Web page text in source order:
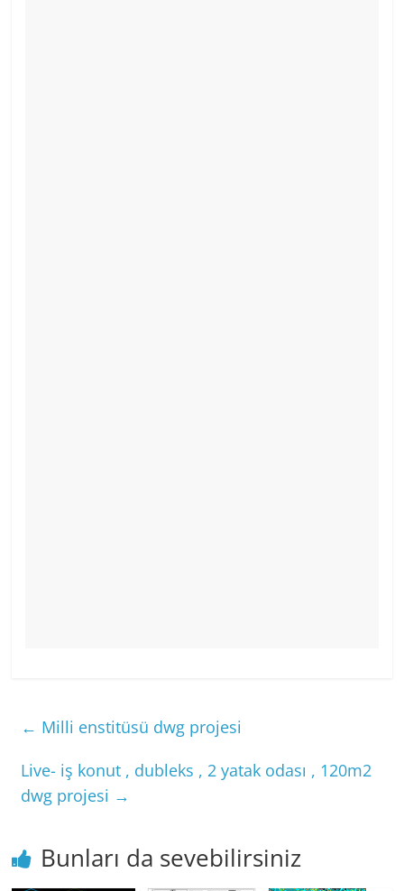
← Milli enstitüsü dwg projesi
Live- iş konut , dubleks , 2 yatak odası , 120m2
dwg projesi →
Bunları da sevebilirsiniz